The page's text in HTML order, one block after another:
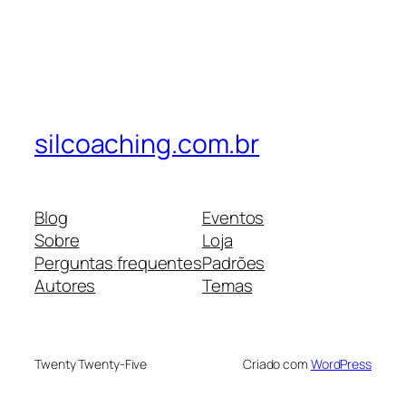
silcoaching.com.br
Blog
Sobre
Perguntas frequentes
Autores
Eventos
Loja
Padrões
Temas
Twenty Twenty-Five Criado com WordPress